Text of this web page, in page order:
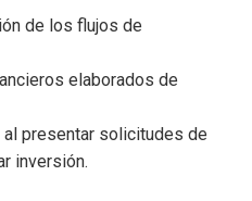
de los flujos de
elaborados de
presentar solicitudes de
inversión.